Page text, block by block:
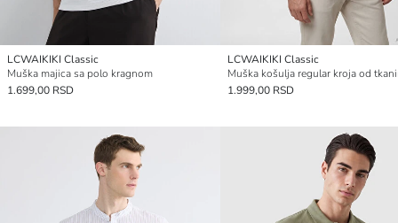
LCWAIKIKI Classic
Muška majica sa polo kragnom
1.699,00 RSD
LCWAIKIKI Classic
1.999,00 RSD